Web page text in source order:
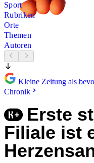
Sport
Rubriken
Orte
Themen
Autoren
Kleine Zeitung als
Chronik
Erste
Filiale ist